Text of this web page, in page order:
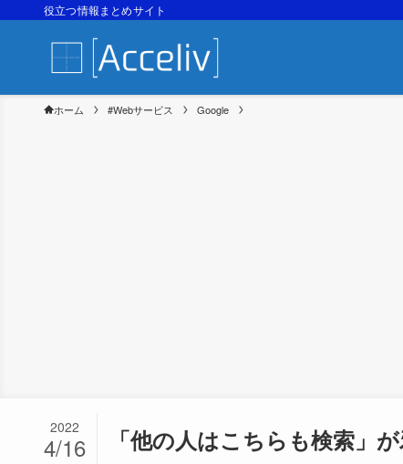
役立つ情報まとめサイト
ホーム #Webサービス Google
「他の人はこちらも検索」
2022
4/16